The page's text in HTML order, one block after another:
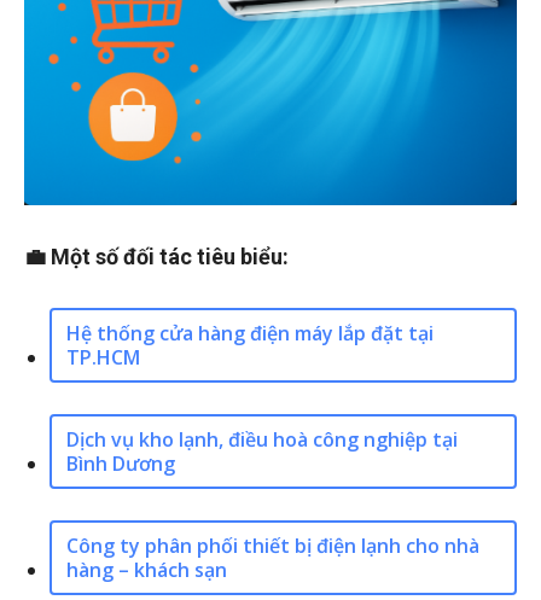
💼 Một số đối tác tiêu biểu:
Hệ thống cửa hàng điện máy lắp đặt tại
TP.HCM
Dịch vụ kho lạnh, điều hoà công nghiệp tại
Bình Dương
Công ty phân phối thiết bị điện lạnh cho nhà
hàng – khách sạn